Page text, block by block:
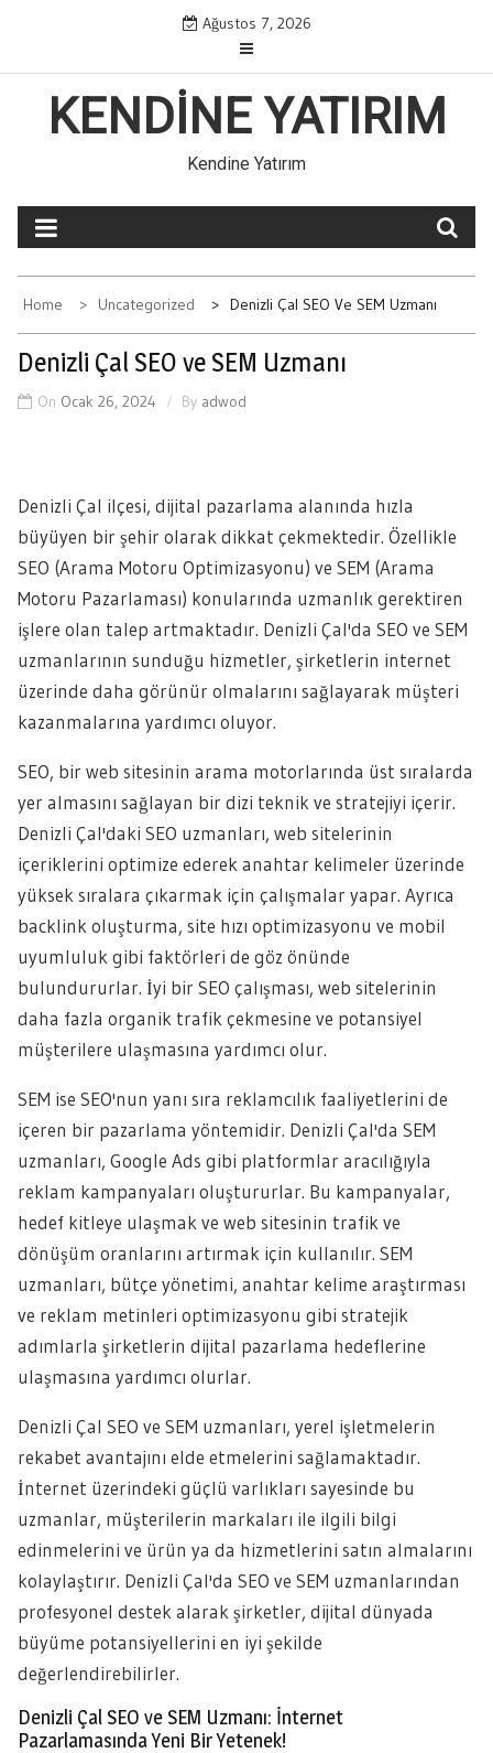
content
Ağustos 7, 2026
KENDINE YATIRIM
Kendine Yatırım
Home Uncategorized Denizli Çal SEO Ve SEM Uzmanı
Denizli Çal SEO ve SEM Uzmanı
On Ocak 26, 2024 By adwod
Denizli Çal ilçesi, dijital pazarlama alanında hızla
büyüyen bir şehir olarak dikkat çekmektedir. Özellikle
SEO (Arama Motoru Optimizasyonu) ve SEM (Arama
Motoru Pazarlaması) konularında uzmanlık gerektiren
işlere olan talep artmaktadır. Denizli Çal'da SEO ve SEM
uzmanlarının sunduğu hizmetler, şirketlerin internet
üzerinde daha görünür olmalarını sağlayarak müşteri
kazanmalarına yardımcı oluyor.
SEO, bir web sitesinin arama motorlarında üst sıralarda
yer almasını sağlayan bir dizi teknik ve stratejiyi içerir.
Denizli Çal'daki SEO uzmanları, web sitelerinin
içeriklerini optimize ederek anahtar kelimeler üzerinde
yüksek sıralara çıkarmak için çalışmalar yapar. Ayrıca
backlink oluşturma, site hızı optimizasyonu ve mobil
uyumluluk gibi faktörleri de göz önünde
bulundururlar. İyi bir SEO çalışması, web sitelerinin
daha fazla organik trafik çekmesine ve potansiyel
müşterilere ulaşmasına yardımcı olur.
SEM ise SEO'nun yanı sıra reklamcılık faaliyetlerini de
içeren bir pazarlama yöntemidir. Denizli Çal'da SEM
uzmanları, Google Ads gibi platformlar aracılığıyla
reklam kampanyaları oluştururlar. Bu kampanyalar,
hedef kitleye ulaşmak ve web sitesinin trafik ve
dönüşüm oranlarını artırmak için kullanılır. SEM
uzmanları, bütçe yönetimi, anahtar kelime araştırması
ve reklam metinleri optimizasyonu gibi stratejik
adımlarla şirketlerin dijital pazarlama hedeflerine
ulaşmasına yardımcı olurlar.
Denizli Çal SEO ve SEM uzmanları, yerel işletmelerin
rekabet avantajını elde etmelerini sağlamaktadır.
İnternet üzerindeki güçlü varlıkları sayesinde bu
uzmanlar, müşterilerin markaları ile ilgili bilgi
edinmelerini ve ürün ya da hizmetlerini satın almalarını
kolaylaştırır. Denizli Çal'da SEO ve SEM uzmanlarından
profesyonel destek alarak şirketler, dijital dünyada
büyüme potansiyellerini en iyi şekilde
değerlendirebilirler.
Denizli Çal SEO ve SEM Uzmanı: İnternet
Pazarlamasında Yeni Bir Yetenek!